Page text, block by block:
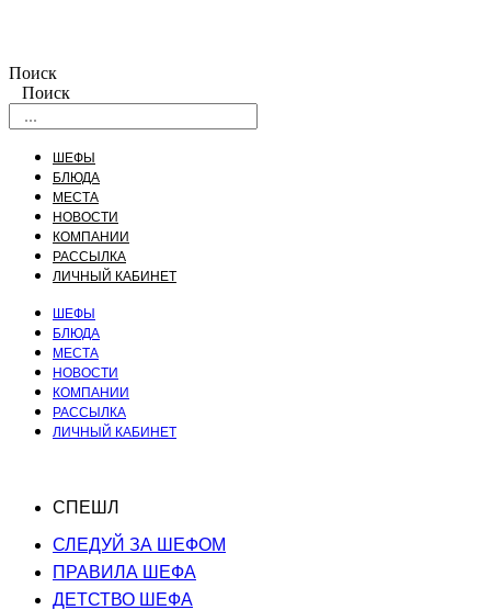
Поиск
Поиск
ШЕФЫ
БЛЮДА
МЕСТА
НОВОСТИ
КОМПАНИИ
РАССЫЛКА
ЛИЧНЫЙ КАБИНЕТ
ШЕФЫ
БЛЮДА
МЕСТА
НОВОСТИ
КОМПАНИИ
РАССЫЛКА
ЛИЧНЫЙ КАБИНЕТ
СПЕШЛ
СЛЕДУЙ ЗА ШЕФОМ
ПРАВИЛА ШЕФА
ДЕТСТВО ШЕФА